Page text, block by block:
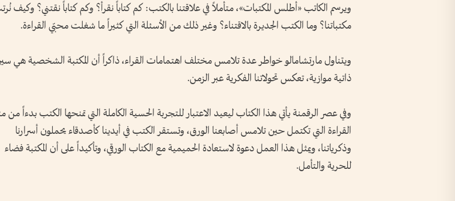
ويرسم الكاتب «أطلس المكتبات»، متأملاً في علاقتنا بالكتب: كم كتاباً نقرأ؟ وكم كتاباً نقتني؟ وكيف
مكتباتنا؟ وما الكتب الجديرة بالاقتناء؟ وغير ذلك من الأسئلة التي كثيراً ما شغلت محبّي القراءة.
ويتناول مارتشامالو خواطر عدة تلامس مختلف اهتمامات القراء، ذاكراً أن المكتبة الشخصية هي
ذاتية موازية، تعكس تحولاتنا الفكرية عبر الزمن.
وفي عصر الرقمنة يأتي هذا الكتاب ليعيد الاعتبار للتجربة الحسية الكاملة التي تمنحها الكتب بدءاً من
القراءة التي تكتمل حين تلامس أصابعنا الورق، وتستقر الكتب في أيدينا كأصدقاء يحملون أسرارنا
وذكرياتنا، ويمثل هذا العمل دعوة لاستعادة الحميمية مع الكتاب الورقي، وتأكيداً على أن المكتبة فضاء
للحرية والتأمل.